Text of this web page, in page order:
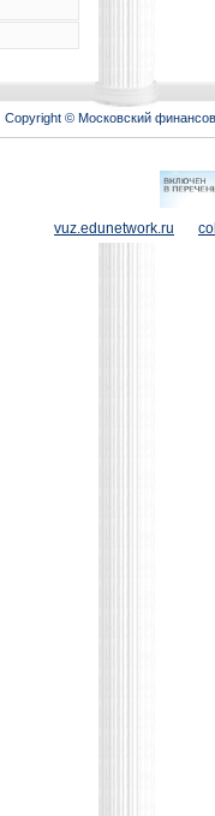
Copyright © Московский
vuz.edunetwork.ru